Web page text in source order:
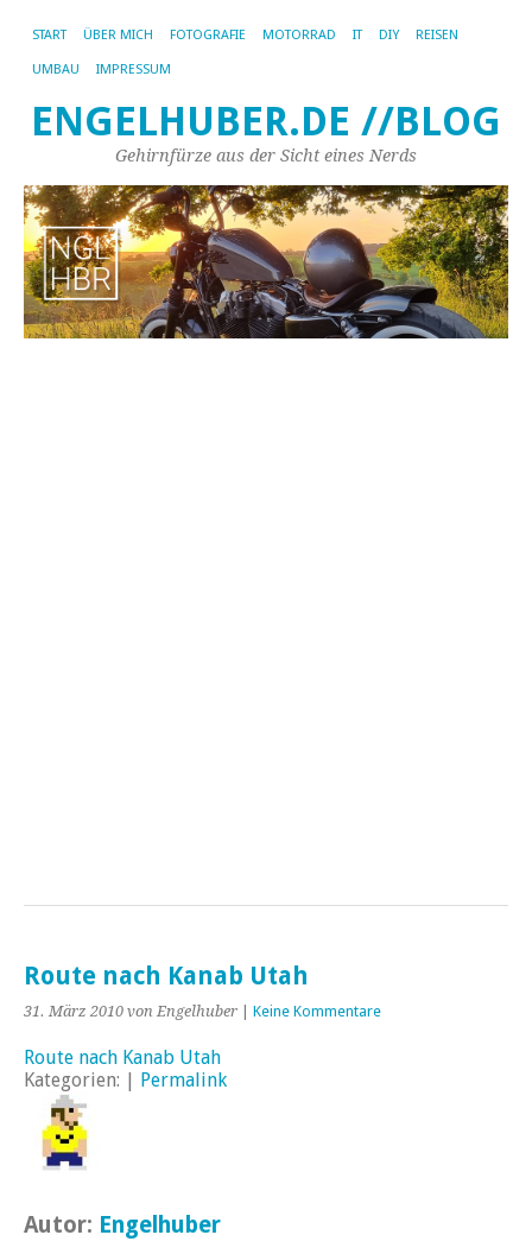
START ÜBER MICH FOTOGRAFIE MOTORRAD IT DIY REISEN
UMBAU IMPRESSUM
ENGELHUBER.DE //BLOG
Gehirnfürze aus der Sicht eines Nerds
Route nach Kanab Utah
31. März 2010 von Engelhuber Keine Kommentare
Route nach Kanab Utah
Kategorien: |
Permalink
Autor: Engelhuber